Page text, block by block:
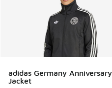
adidas Germany
Jacket